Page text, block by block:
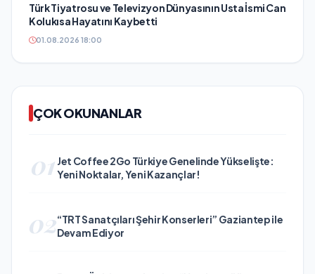
Türk Tiyatrosu ve Televizyon Dünyasının Usta İsmi Can
Kolukısa Hayatını Kaybetti
01.08.2026 18:00
ÇOK OKUNANLAR
01 Jet Coffee 2Go Türkiye Genelinde Yükselişte:
Yeni Noktalar, Yeni Kazançlar!
02“TRT Sanatçıları Şehir Konserleri” Gaziantep ile
Devam Ediyor